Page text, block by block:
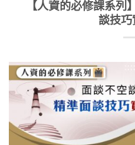
【人資的必修課系列
談技